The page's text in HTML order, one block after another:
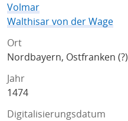
Volmar
Walthisar von der Wage
Ort
Nordbayern, Ostfranken (?)
Jahr
1474
Digitalisierungsdatum